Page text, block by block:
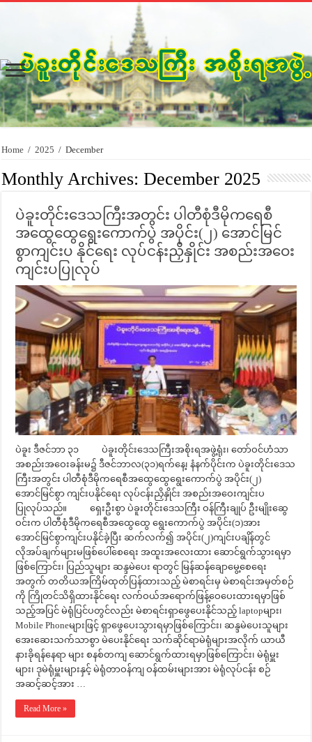
Home / 2025 / December
Monthly Archives:December 2025
ပဲခူးတိုင်းဒေသကြီးအတွင်း ပါတီစုံဒီမိုကရေစီ
အထွေထွေရွေးကောက်ပွဲ အပိုင်း(၂) အောင်မြင်
စွာကျင်းပ နိုင်ရေး လုပ်ငန်းညှိနှိုင်း အစည်းအဝေး
ကျင်းပပြုလုပ်
ပဲခူး ဒီဇင်ဘာ ၃၁ ပဲခူးတိုင်းဒေသကြီးအစိုးရအဖွဲ့ရုံး၊ တော်ဝင်ဟံသာ
အစည်းအဝေးခန်းမ၌ ဒီဇင်ဘာလ(၃၁)ရက်နေ့၊ နံနက်ပိုင်းက ပဲခူးတိုင်းဒေသ
ကြီးအတွင်း ပါတီစုံဒီမိုကရေစီအထွေထွေရွေးကောက်ပွဲ အပိုင်း(၂)
အောင်မြင်စွာ ကျင်းပနိုင်ရေး လုပ်ငန်းညှိနှိုင်း အစည်းအဝေးကျင်းပ
ပြုလုပ်သည်။ ရှေးဦးစွာ ပဲခူးတိုင်းဒေသကြီး ဝန်ကြီးချုပ် ဦးမျိုးဆွေ
ဝင်းက ပါတီစုံဒီမိုကရေစီအထွေထွေ ရွေးကောက်ပွဲ အပိုင်း(၁)အား
အောင်မြင်စွာကျင်းပနိုင်ခဲ့ပြီး ဆက်လက်၍ အပိုင်း(၂)ကျင်းပချိန်တွင်
လိုအပ်ချက်များမဖြစ်ပေါ်စေရေး အထူးအလေးထား ဆောင်ရွက်သွားရမှာ
ဖြစ်ကြောင်း၊ ပြည်သူများ ဆန္ဒမဲပေး ရာတွင် မြန်ဆန်ချောမွေ့စေရေး
အတွက် တတိယအကြိမ်ထုတ်ပြန်ထားသည့် မဲစာရင်းမှ မဲစာရင်းအမှတ်စဉ်
ကို ကြိုတင်သိရှိထားနိုင်ရေး လက်ဝယ်အရောက်ဖြန့်ဝေပေးထားရမှာဖြစ်
သည့်အပြင် မဲရုံပြင်ပတွင်လည်း မဲစာရင်းရှာဖွေပေးနိုင်သည့် laptopများ၊
Mobile Phoneများဖြင့် ရှာဖွေပေးသွားရမှာဖြစ်ကြောင်း၊ ဆန္ဒမဲပေးသူများ
အေးဆေးသက်သာစွာ မဲပေးနိုင်ရေး သက်ဆိုင်ရာမဲရုံများအလိုက် ယာယီ
နားခိုရန်နေရာ များ စနစ်တကျ ဆောင်ရွက်ထားရမှာဖြစ်ကြောင်း၊ မဲရုံမှူး
များ၊ ဒုမဲရုံမှူးများနှင့် မဲရုံတာဝန်ကျ ဝန်ထမ်းများအား မဲရုံလုပ်ငန်း စဉ်
အဆင့်ဆင့်အား …
Read More »